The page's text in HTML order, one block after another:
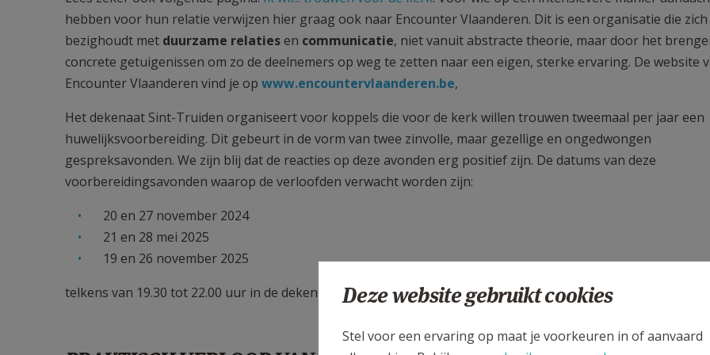
hebben voor hun relatie verwijzen hier graag ook naar Encounter Vlaanderen. Dit is een organisatie die zich
bezighoudt met duurzame relatiesen communicatie, niet vanuit abstracte theorie, maar door het
concrete getuigenissen om zo de deelnemers op weg te zetten naar een eigen, sterke ervaring. De website
Encounter Vlaanderen vind je op www.encountervlaanderen.be,
Het dekenaat Sint-Truiden organiseert voor koppels die voor de kerk willen trouwen tweemaal per jaar een
huwelijksvoorbereiding. Dit gebeurt in de vorm van twee zinvolle, maar gezellige en ongedwongen
gespreksavonden. We zijn blij dat de reacties op deze avonden erg positief zijn. De datums van deze
voorbereidingsavonden waarop de verloofden verwacht worden zijn:
20 en 27 november 2024
21 en 28 mei 2025
19 en 26 november 2025
telkens van 19.30 tot 22.00 uur in de dekenij (Plankstraat 16 Sint-Truiden).
Deze website gebruikt cookies
Stel voor een ervaring op maat je voorkeuren in of aanvaard